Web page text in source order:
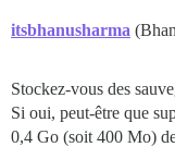
itsbhanusharma
Stockez-vous des
Si oui, peut-être que
0,4 Go (soit 400 Mo)